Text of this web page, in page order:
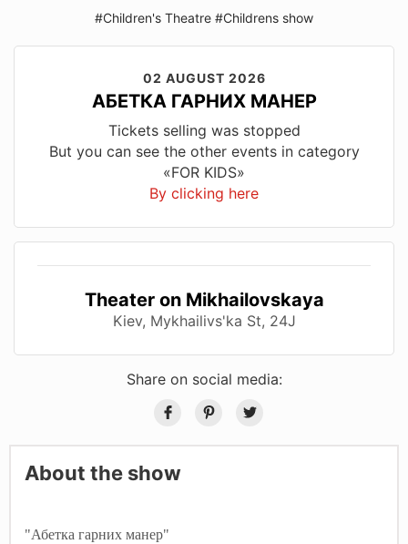
#Children's Theatre #Childrens show
02 AUGUST 2026
АБЕТКА ГАРНИХ МАНЕР
Tickets selling was stopped
But you can see the other events in category
«FOR KIDS»
By clicking here
Theater on Mikhailovskaya
Kiev, Mykhailivs'ka St, 24J
Share on social media:
About the show
"Абетка гарних манер"